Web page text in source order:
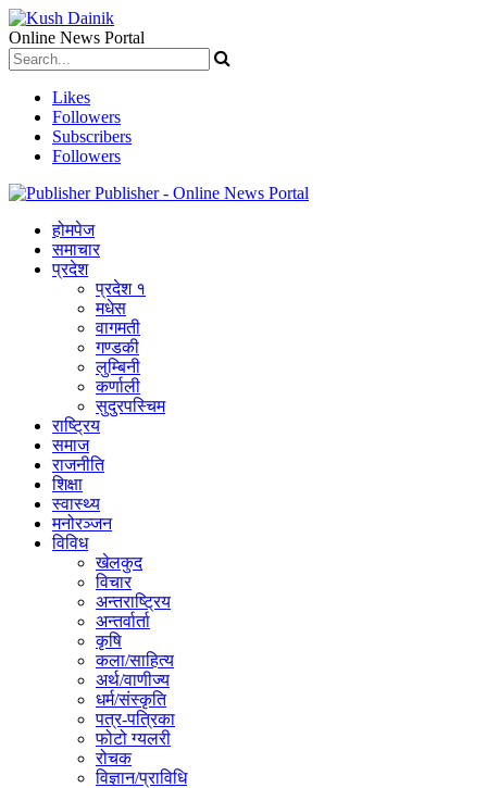
Online News Portal
Likes
Followers
Subscribers
Followers
Publisher - Online News Portal
होमपेज
समाचार
प्रदेश
प्रदेश १
मधेस
वागमती
गण्डकी
लुम्बिनी
कर्णाली
सुदुरपस्चिम
राष्ट्रिय
समाज
राजनीति
शिक्षा
स्वास्थ्य
मनोरञ्जन
विविध
खेलकुद
विचार
अन्तराष्ट्रिय
अन्तर्वार्ता
कृषि
कला/साहित्य
अर्थ/वाणीज्य
धर्म/संस्कृति
पत्र-पत्रिका
फोटो ग्यलरी
रोचक
विज्ञान/प्राविधि